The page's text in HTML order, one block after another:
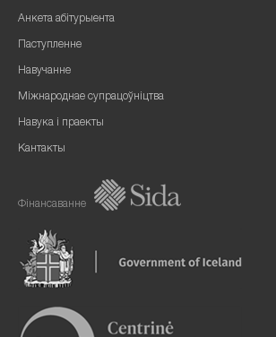
Анкета абітурыента
Паступленне
Навучанне
Міжнароднае супрацоўніцтва
Навука і праекты
Кантакты
Фінансаванне